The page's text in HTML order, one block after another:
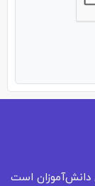
دانش‌آموزان است